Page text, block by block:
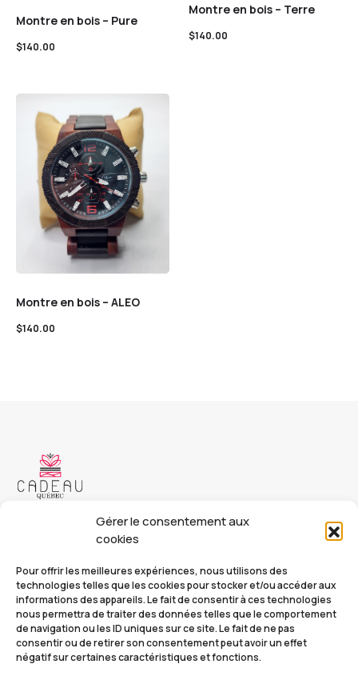
Gérer le consentement aux
cookies
Pour offrir les meilleures expériences, nous utilisons des
technologies telles que les cookies pour stocker et/ou accéder aux
informations des appareils. Le fait de consentir à ces technologies
nous permettra de traiter des données telles que le comportement
de navigation ou les ID uniques sur ce site. Le fait de ne pas
consentir ou de retirer son consentement peut avoir un effet
négatif sur certaines caractéristiques et fonctions.
Montre en bois – Pure
$140.00
Montre en bois – Terre
$140.00
Montre en bois – ALEO
$140.00
Copyright © 2023 Cadeau Québec. Tous droits réservés.
info@cadeauquebec.ca
Nos catalogues
FAQ